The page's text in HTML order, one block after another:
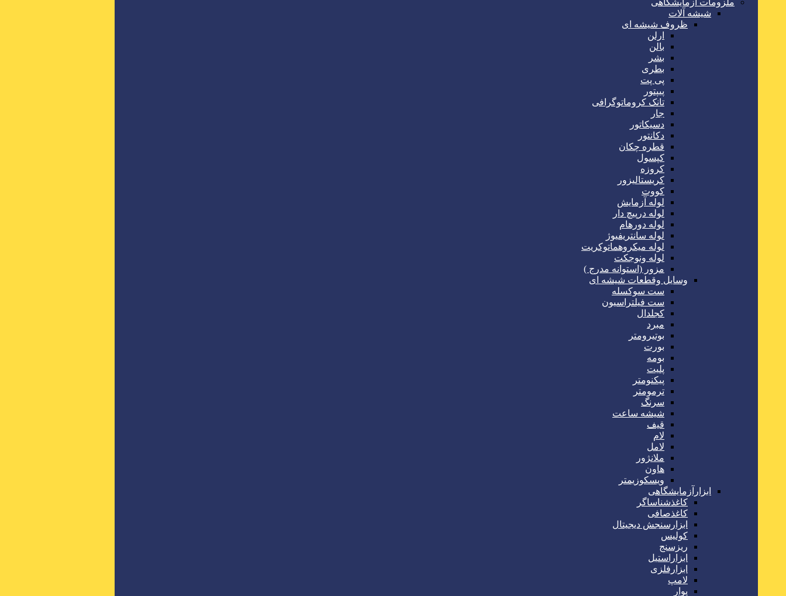
ملزومات آزمایشگاهی
شیشه آلات
ظروف شیشه ای
ارلن
بالن
بشر
بطری
پی پت
پیپتور
تانک کروماتوگرافی
جار
دسیکاتور
دکانتور
قطره چکان
کپسول
کروزه
کریستالیزور
کووت
لوله آزمایش
لوله درپیچ دار
لوله دورهام
لوله سانتریفیوژ
لوله میکروهماتوکریت
لوله ونوجکت
مزور (استوانه مدرج )
وسایل وقطعات شیشه ای
ست سوکسله
ست فیلتراسیون
کجلدال
مبرد
بوتیرومتر
بورت
بومه
پلیت
پیکنومتر
ترمومتر
سرنگ
شیشه ساعت
قیف
لام
لامل
ملانژور
هاون
ویسکوزیمتر
ابزارآزمایشگاهی
کاغذشناساگر
کاغذصافی
ابزارسنجش دیجیتال
کولیس
ریزسنج
ابزاراستیل
ابزارفلزی
لامپ
پوار